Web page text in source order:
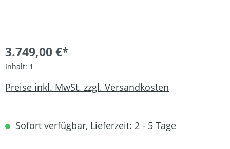
3.749,00 €*
Inhalt: 1
Preise inkl. MwSt. zzgl. Versandkosten
Sofort verfügbar, Lieferzeit: 2 - 5 Tage